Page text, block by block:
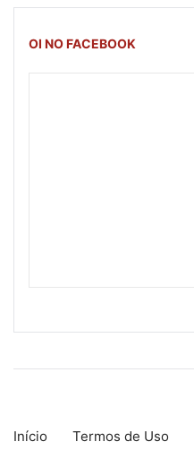
OI NO FACEBOOK
Início Termos de Uso